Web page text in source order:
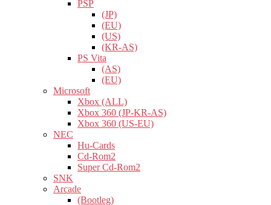
PSP
(JP)
(EU)
(US)
(KR-AS)
PS Vita
(AS)
(EU)
Microsoft
Xbox (ALL)
Xbox 360 (JP-KR-AS)
Xbox 360 (US-EU)
NEC
Hu-Cards
Cd-Rom2
Super Cd-Rom2
SNK
Arcade
(Bootleg)